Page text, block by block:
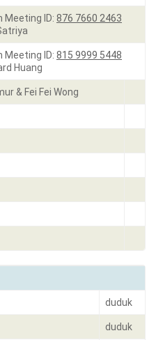
Meeting ID: 876 7660 2463
Meeting ID: 815 9999 5448
Huang
& Fei Fei Wong
duduk
duduk